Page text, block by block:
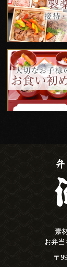
素
お弁当
〒